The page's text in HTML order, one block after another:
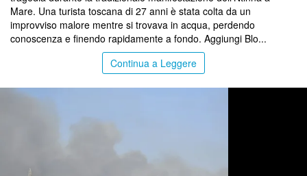
Mare. Una turista toscana di 27 anni è stata colta da un
improvviso malore mentre si trovava in acqua, perdendo
conoscenza e finendo rapidamente a fondo. Aggiungi Blo...
Continua a Leggere